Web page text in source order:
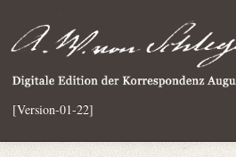
[Version-01-22]